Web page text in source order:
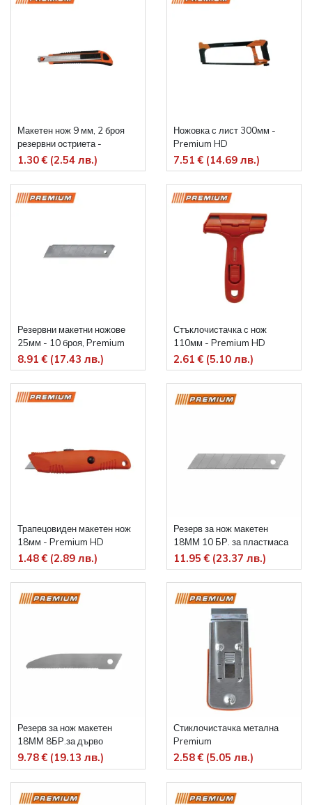
Макетен нож 9 мм, 2 броя
резервни остриета -
Premium HD
1.30 € (2.54 лв.)
Ножовка с лист 300мм -
Premium HD
7.51 € (14.69 лв.)
Резервни макетни ножове
25мм - 10 броя, Premium
HD
8.91 € (17.43 лв.)
Стъклочистачка с нож
110мм - Premium HD
2.61 € (5.10 лв.)
Трапецовиден макетен нож
18мм - Premium HD
1.48 € (2.89 лв.)
Резерв за нож макетен
18ММ 10 БР. за пластмаса
Premium
11.95 € (23.37 лв.)
Резерв за нож макетен
18ММ 8БР.за дърво
Premium
9.78 € (19.13 лв.)
Стиклочистачка метална
Premium
2.58 € (5.05 лв.)